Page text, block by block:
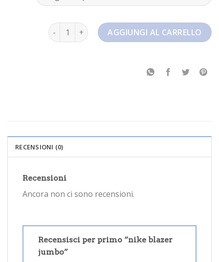
nike blazer jumbo quantitàAGGIUNGI AL CARRELLO
RECENSIONI (0)
Recensioni
Ancora non ci sono recensioni.
Recensisci per primo “nike blazer
jumbo”